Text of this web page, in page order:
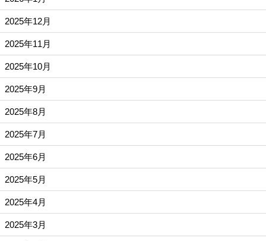
2025年12月
2025年11月
2025年10月
2025年9月
2025年8月
2025年7月
2025年6月
2025年5月
2025年4月
2025年3月